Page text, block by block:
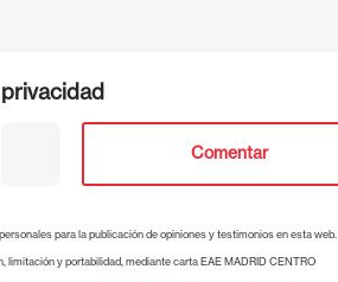
Comentar
para la publicación de opiniones y testimonios en esta web.
limitación y portabilidad, mediante carta EAE MADRID CENTRO